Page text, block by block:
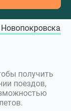
получить
поездов,